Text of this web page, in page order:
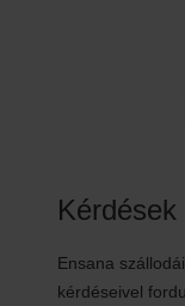
Kérdések
Ensana
kérdéseivel